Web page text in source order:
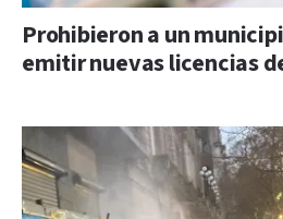
Prohibieron a un
emitir nuevas licencias